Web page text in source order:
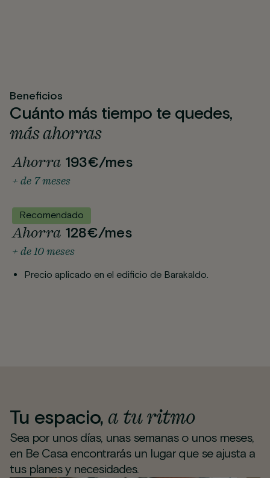
Beneficios
Cuánto más tiempo te quedes,
más ahorras
Ahorra 193€/mes
+ de 7 meses
Recomendado
Ahorra 128€/mes
+ de 10 meses
Precio aplicado en el edificio de Barakaldo.
Tu espacio, a tu ritmo
Sea por unos días, unas semanas o unos meses,
en Be Casa encontrarás un lugar que se ajusta a
tus planes y necesidades.